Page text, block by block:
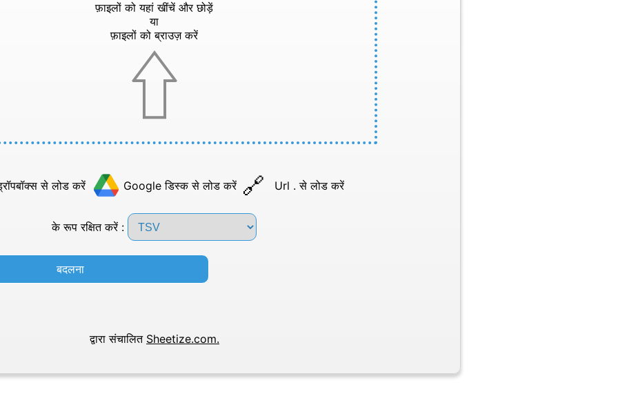
फ़ाइलों को यहां खींचें और छोड़ें
या
फ़ाइलों को ब्राउज़ करें
से लोड करें Google डिस्क से लोड करें Url . से लोड करें
के रूप रक्षित करें :
बदलना
द्वारा संचालित Sheetize.com.